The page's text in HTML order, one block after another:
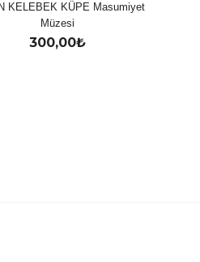
KELEBEK KÜPE Masumiyet
Müzesi
300,00₺